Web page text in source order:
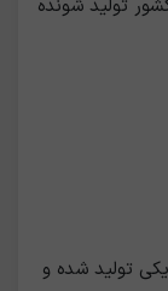
تولید شونده
تولید شده و